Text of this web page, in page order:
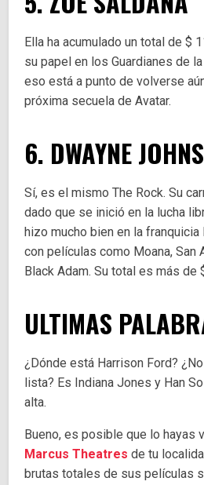
Ella ha acumulado un total de $
su papel en los Guardianes de la
eso está a punto de volverse
próxima secuela de Avatar.
6. DWAYNE
Sí, es el mismo The Rock. Su
dado que se inició en la lucha
hizo mucho bien en la franquicia
con películas como Moana, San
Black Adam. Su total es más de
ULTIMAS
¿Dónde está Harrison Ford?
lista? Es Indiana Jones y Han
alta.
Bueno, es posible que lo hayas
Marcus Theatres de tu
brutas totales de sus películas